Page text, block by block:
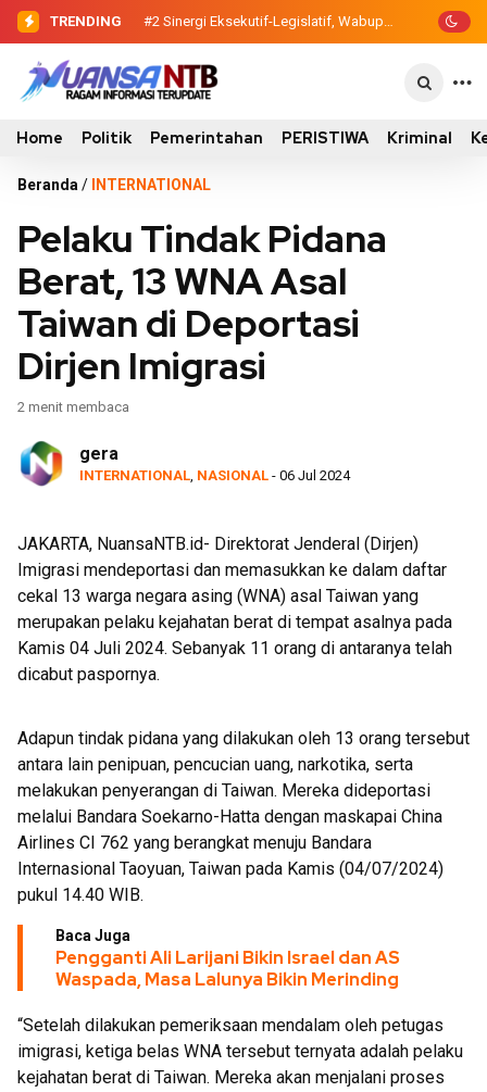
TRENDING #2 Sinergi Eksekutif-Legislatif, Wabup
Ansori Serahkan Tujuh Kontainer
Home Politik Pemerintahan PERISTIWA Kriminal
Beranda / INTERNATIONAL
Pelaku Tindak Pidana
Berat, 13 WNA Asal
Taiwan di Deportasi
Dirjen Imigrasi
2 menit membaca
gera
INTERNATIONAL NASIONAL - 06 Jul 2024
JAKARTA, NuansaNTB.id- Direktorat Jenderal (Dirjen)
Imigrasi mendeportasi dan memasukkan ke dalam daftar
cekal 13 warga negara asing (WNA) asal Taiwan yang
merupakan pelaku kejahatan berat di tempat asalnya pada
Kamis 04 Juli 2024. Sebanyak 11 orang di antaranya telah
dicabut paspornya.
Adapun tindak pidana yang dilakukan oleh 13 orang tersebut
antara lain penipuan, pencucian uang, narkotika, serta
melakukan penyerangan di Taiwan. Mereka dideportasi
melalui Bandara Soekarno-Hatta dengan maskapai China
Airlines CI 762 yang berangkat menuju Bandara
Internasional Taoyuan, Taiwan pada Kamis (04/07/2024)
pukul 14.40 WIB.
Baca Juga
Pengganti Ali Larijani Bikin Israel dan AS
Waspada, Masa Lalunya Bikin Merinding
“Setelah dilakukan pemeriksaan mendalam oleh petugas
imigrasi, ketiga belas WNA tersebut ternyata adalah pelaku
kejahatan berat di Taiwan. Mereka akan menjalani proses